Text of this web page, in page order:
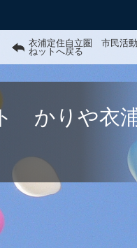
衣浦定住自立圏 市民活
ねットへ戻る
かりや衣